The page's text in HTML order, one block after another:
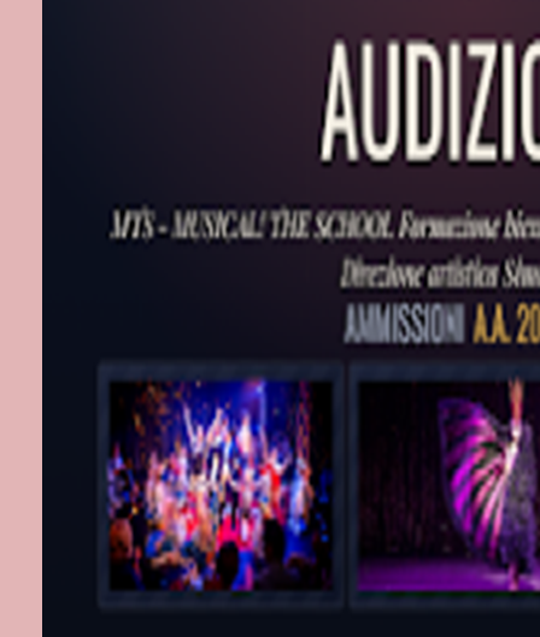
Il 10
primo
Amerighi.
classifica dei
(21/09) della
Robinson
Il 13
inediti,
secondo
L’album,
dischi e al
A maggio
Maggio di
“Appesi alla
del porto di